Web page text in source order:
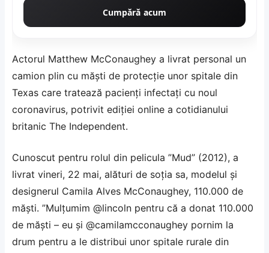
Cumpără acum
Actorul Matthew McConaughey a livrat personal un
camion plin cu măşti de protecţie unor spitale din
Texas care tratează pacienţi infectaţi cu noul
coronavirus, potrivit ediţiei online a cotidianului
britanic The Independent.
Cunoscut pentru rolul din pelicula ”Mud” (2012), a
livrat vineri, 22 mai, alături de soţia sa, modelul şi
designerul Camila Alves McConaughey, 110.000 de
măşti. ”Mulţumim @lincoln pentru că a donat 110.000
de măşti – eu şi @camilamcconaughey pornim la
drum pentru a le distribui unor spitale rurale din